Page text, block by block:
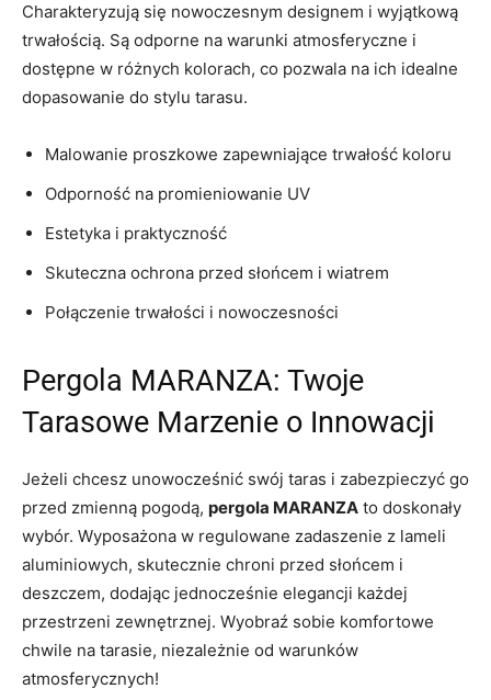
Charakteryzują się nowoczesnym designem i wyjątkową
trwałością. Są odporne na warunki atmosferyczne i
dostępne w różnych kolorach, co pozwala na ich idealne
dopasowanie do stylu tarasu.
Malowanie proszkowe zapewniające trwałość koloru
Odporność na promieniowanie UV
Estetyka i praktyczność
Skuteczna ochrona przed słońcem i wiatrem
Połączenie trwałości i nowoczesności
Pergola MARANZA: Twoje
Tarasowe Marzenie o Innowacji
Jeżeli chcesz unowocześnić swój taras i zabezpieczyć go
przed zmienną pogodą, pergola MARANZA to doskonały
wybór. Wyposażona w regulowane zadaszenie z lameli
aluminiowych, skutecznie chroni przed słońcem i
deszczem, dodając jednocześnie elegancji każdej
przestrzeni zewnętrznej. Wyobraź sobie komfortowe
chwile na tarasie, niezależnie od warunków
atmosferycznych!